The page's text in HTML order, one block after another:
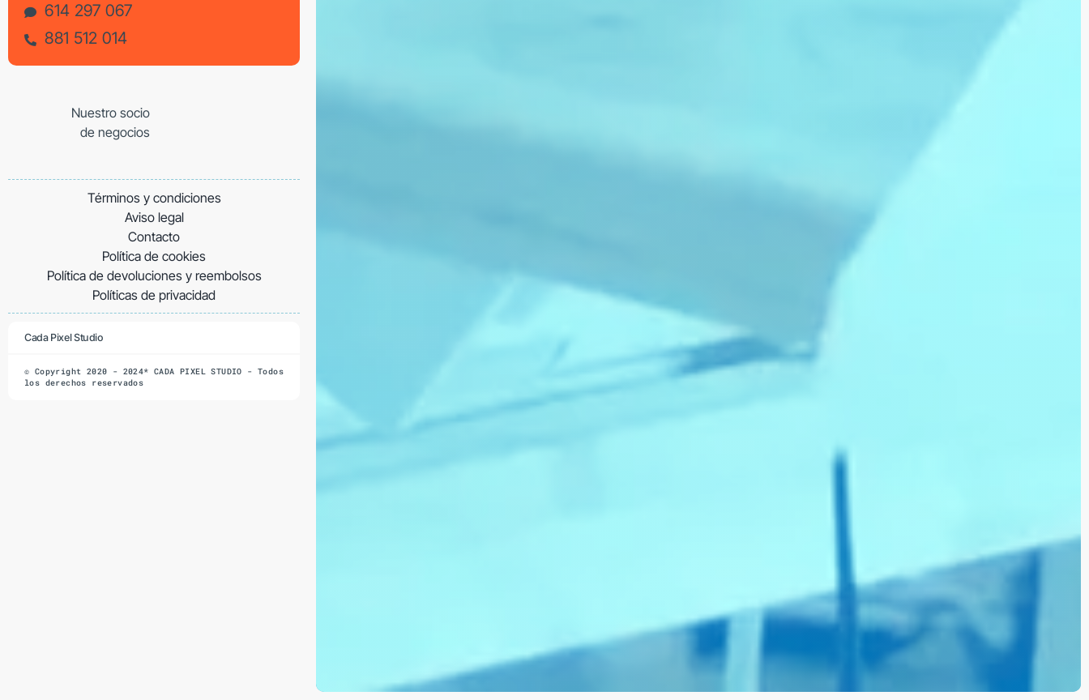
614 297 067
881 512 014
Nuestro socio
de negocios
Términos y condiciones
Aviso legal
Contacto
Política de cookies
Política de devoluciones y reembolsos
Políticas de privacidad
Cada Pixel Studio
© Copyright 2020 - 2024* CADA PIXEL STUDIO - Todos
los derechos reservados